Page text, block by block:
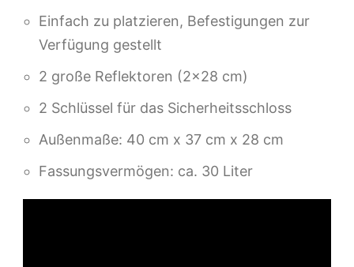
Einfach zu platzieren, Befestigungen zur
Verfügung gestellt
2 große Reflektoren (2×28 cm)
2 Schlüssel für das Sicherheitsschloss
Außenmaße: 40 cm x 37 cm x 28 cm
Fassungsvermögen: ca. 30 Liter